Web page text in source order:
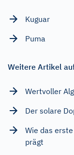
Kuguar
Puma
Weitere Artikel
Wertvoller
Der solare
Wie das
prägt